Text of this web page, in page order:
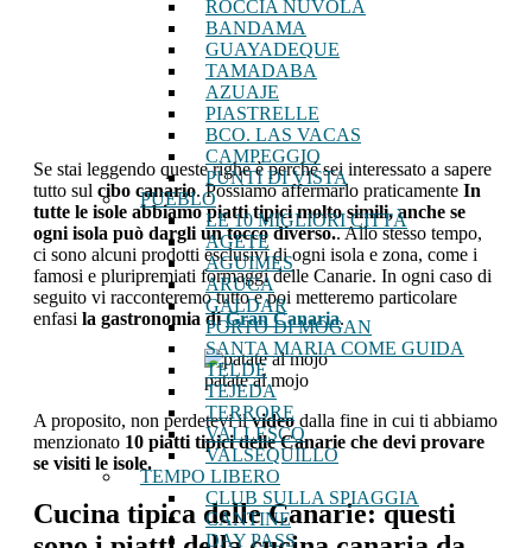
ROCCIA NUVOLA
BANDAMA
GUAYADEQUE
TAMADABA
AZUAJE
PIASTRELLE
BCO. LAS VACAS
CAMPEGGIO
PUNTI DI VISTA
PUEBLO
LE 10 MIGLIORI CITTÀ
AGETE
AGUIMES
ARUCA
GALDAR
PORTO DI MOGAN
SANTA MARIA COME GUIDA
TELDE
TEJEDA
TERRORE
VALLESCO
VALSEQUILLO
TEMPO LIBERO
CLUB SULLA SPIAGGIA
CANTINE
DAY PASS
Se stai leggendo queste righe è perché sei interessato a sapere
tutto sul cibo canario. Possiamo affermarlo praticamente In
tutte le isole abbiamo piatti tipici molto simili, anche se
ogni isola può dargli un tocco diverso.. Allo stesso tempo,
ci sono alcuni prodotti esclusivi di ogni isola e zona, come i
famosi e pluripremiati formaggi delle Canarie. In ogni caso di
seguito vi racconteremo tutto e poi metteremo particolare
enfasi la gastronomia diGran Canaria.
patate al mojo
A proposito, non perdetevi ilvideo dalla fine in cui ti abbiamo
menzionato 10 piatti tipici delle Canarie che devi provare
se visiti le isole.
Cucina tipica delle Canarie: questi